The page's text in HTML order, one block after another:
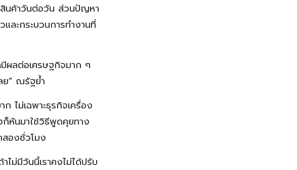
สินค้าวันต่อวัน ส่วนปัญหา
ละกระบวนการทำงานที่
ผลต่อเศรษฐกิจมาก ๆ
ย” ณรัฐย้ำ
ไม่เฉพาะธุรกิจเครื่อง
ก็หันมาใช้วิธีพูดคุยทาง
สองชั่วโมง
ม่มีวันนี้เราคงไม่ได้ปรับ